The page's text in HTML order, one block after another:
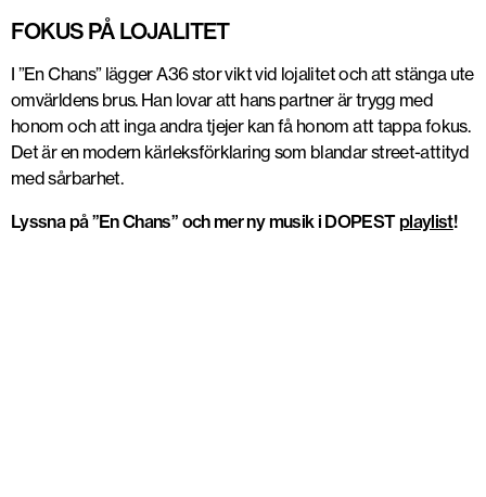
FOKUS PÅ LOJALITET
I ”En Chans” lägger A36 stor vikt vid lojalitet och att stänga ute
omvärldens brus. Han lovar att hans partner är trygg med
honom och att inga andra tjejer kan få honom att tappa fokus.
Det är en modern kärleksförklaring som blandar street-attityd
med sårbarhet.
Lyssna på ”En Chans” och mer ny musik i DOPEST playlist!